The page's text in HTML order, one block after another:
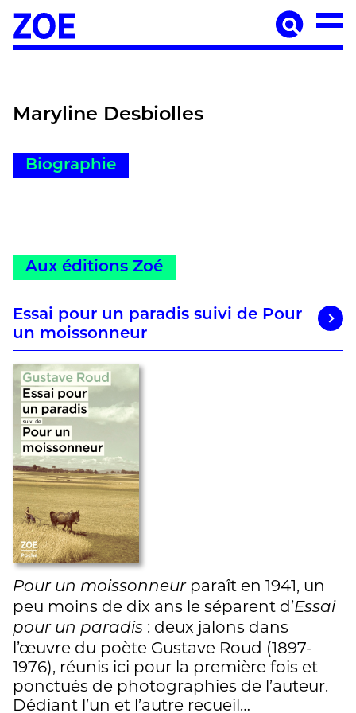
Accueil
À paraître
Auteur·ices
Les éditions Zoé
Manuscrits
Foreign rights
Mentions légales
Newsletter
Maryline Desbiolles
Biographie
Aux éditions Zoé
Essai pour un paradis suivi de Pour
un moissonneur
Pour un moissonneurparaît en 1941, un
peu moins de dix ans le séparent d’Essai
pour un paradis : deux jalons dans
l’œuvre du poète Gustave Roud (1897-
1976), réunis ici pour la première fois et
ponctués de photographies de l’auteur.
Dédiant l’un et l’autre recueil…